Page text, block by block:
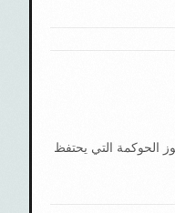
الحوكمة التي يحتفظ